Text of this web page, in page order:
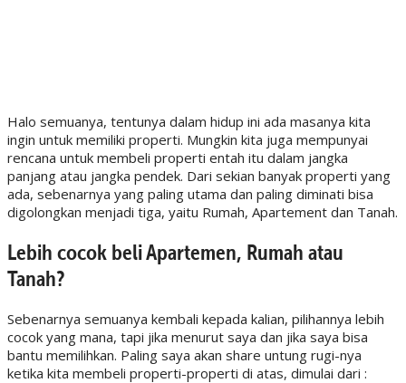
Halo semuanya, tentunya dalam hidup ini ada masanya kita
ingin untuk memiliki properti. Mungkin kita juga mempunyai
rencana untuk membeli properti entah itu dalam jangka
panjang atau jangka pendek. Dari sekian banyak properti yang
ada, sebenarnya yang paling utama dan paling diminati bisa
digolongkan menjadi tiga, yaitu Rumah, Apartement dan Tanah.
Lebih cocok beli Apartemen, Rumah atau
Tanah?
Sebenarnya semuanya kembali kepada kalian, pilihannya lebih
cocok yang mana, tapi jika menurut saya dan jika saya bisa
bantu memilihkan. Paling saya akan share untung rugi-nya
ketika kita membeli properti-properti di atas, dimulai dari :